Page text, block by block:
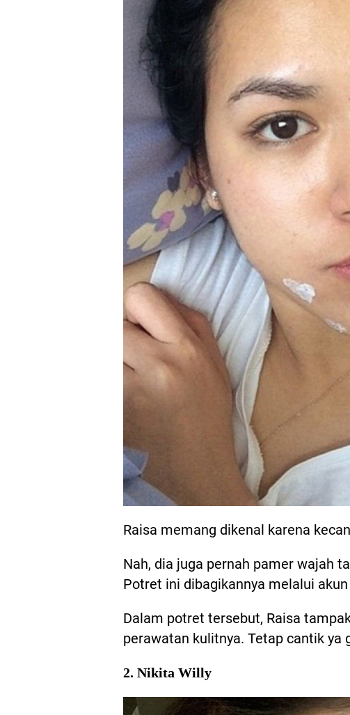
Raisa memang dikenal karena
Nah, dia juga pernah pamer wajah
Potret ini dibagikannya melalui
Dalam potret tersebut, Raisa
perawatan kulitnya. Tetap cantik ya
2. Nikita Willy